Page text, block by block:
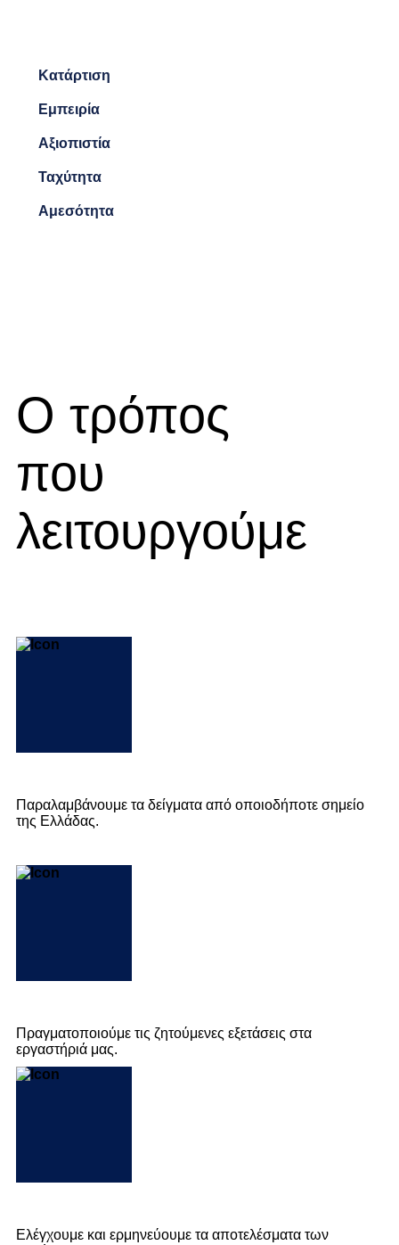
Κατάρτιση
Εμπειρία
Αξιοπιστία
Ταχύτητα
Αμεσότητα
Ο τρόπος
που
λειτουργούμε
Παραλαμβάνουμε τα δείγματα από οποιοδήποτε σημείο
της Ελλάδας.
Πραγματοποιούμε τις ζητούμενες εξετάσεις στα
εργαστήριά μας.
Ελέγχουμε και ερμηνεύουμε τα αποτελέσματα των